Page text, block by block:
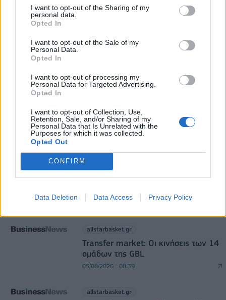
I want to opt-out of the Sharing of my
personal data.
Opted In
I want to opt-out of the Sale of my
Personal Data.
Opted In
I want to opt-out of processing my
Personal Data for Targeted Advertising.
Opted In
I want to opt-out of Collection, Use,
Retention, Sale, and/or Sharing of my
Personal Data that Is Unrelated with the
Purposes for which it was collected.
Opted Out
CONFIRM
Data Deletion Data Access Privacy Policy
μετατρέπει τη βιωσιμότητα σε καθημερινή πράξη
04/08/2026 - 15:52
ΔΕΠΑ Εμπορίας: Ολοκλήρωσε την πρώτη παράδοση
LNG στη Bulgartransgaz στο FSRU
04/08/2026 - 12:04 ΕΝΕΡΓΕΙΑ
Fais Group: Στα 46,48 εκατ. ευρώ το μετοχικό
κεφάλαιο μετά την ΑΜΚ
04/08/2026 - 15:20 ΕΠΙΧΕΙΡΗΣΕΙΣ
allstarbasket.gr
Transfer market: Οι κινήσεις των 14
ομάδων της GBL
05/08/2026 - 08:39
allstarbasket.gr